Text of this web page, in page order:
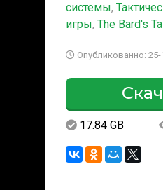
системы,
игры, The Bard's
Опубликованно: 25-
17.84 GB